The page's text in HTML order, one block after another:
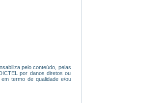
pelo conteúdo, pelas
por danos diretos ou
termo de qualidade e/ou